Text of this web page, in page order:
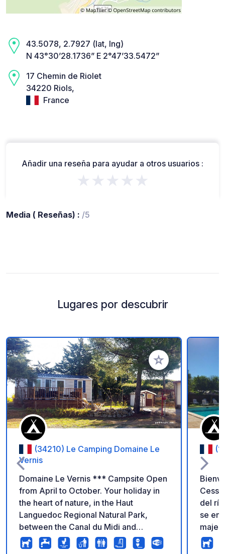
43.5078, 2.7927 (lat, lng)
N 43°30’28.1736” E 2°47’33.5472”
17 Chemin de Riolet
34220 Riols,
France
Añadir una reseña para ayudar a otros usuarios :
★★★★★
Media ( Reseñas) : /5
Lugares por descubrir
Añadir a tus
(34210) Le Camping Domaine Le
Vernis
Domaine Le Vernis *** Campsite Open
from April to October. Your holiday in
the heart of nature, in the Haut
Languedoc Regional Natural Park,
between the Canal du Midi and
Minerve, the ideal setting for numerous
outdoor activities: hiking, mountain
Cesse. Situado en Mirepeisset,
del
se
y las
su